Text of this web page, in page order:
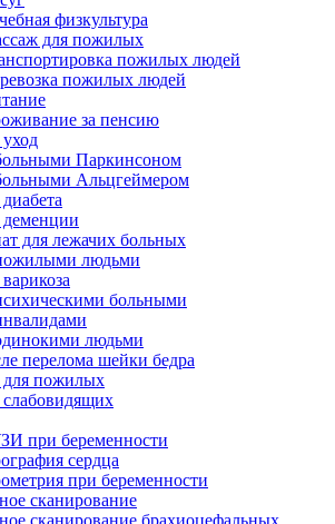
физкультура
для пожилых
пожилых людей
пожилых людей
за пенсию
Паркинсоном
Альцгеймером
для лежачих больных
людьми
больными
людьми
перелома шейки бедра
для пожилых
при беременности
сердца
при беременности
сканирование
сканирование брахиоцефальных